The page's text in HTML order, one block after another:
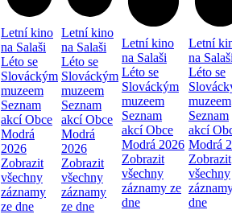
Letní kino
na Salaši
Léto se
Slováckým
muzeem
Seznam
akcí Obce
Modrá
2026
Zobrazit
všechny
záznamy
ze dne
Letní kino
na Salaši
Léto se
Slováckým
muzeem
Seznam
akcí Obce
Modrá
2026
Zobrazit
všechny
záznamy
ze dne
Letní kino
na Salaši
Léto se
Slováckým
muzeem
Seznam
akcí Obce
Modrá 2026
Zobrazit
všechny
záznamy ze
dne
Letní
na
Léto se
muzeem
Seznam
akcí
Modrá
Zobrazit
všechny
dne